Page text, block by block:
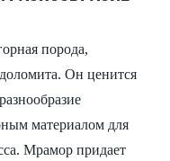
порода,
Он ценится
материалом для
Мрамор придает